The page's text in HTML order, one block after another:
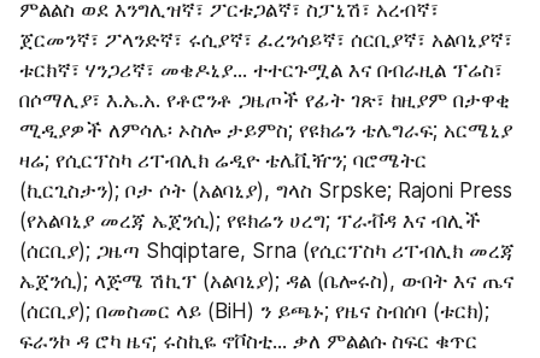
ምልልስ ወደ እንግሊዝኛ፣ ፖርቱጋልኛ፣ ስፓኒሽ፣ አረብኛ፣
ጀርመንኛ፣ ፖላንድኛ፣ ሩሲያኛ፣ ፈረንሳይኛ፣ ሰርቢያኛ፣ አልባኒያኛ፣
ቱርክኛ፣ ሃንጋሪኛ፣ መቄዶኒያ... ተተርጉሟል እና በብራዚል ፕሬስ፣
በሶማሊያ፣ እ.ኤ.አ. የቶሮንቶ ጋዜጦች የፊት ገጽ፣ ከዚያም በታዋቂ
ሚዲያዎች ለምሳሌ፡ ኦስሎ ታይምስ; የዩክሬን ቴሌግራፍ; አርሜኒያ
ዛሬ; የሲርፕስካ ሪፐብሊክ ሬዲዮ ቴሌቪዥን; ባሮሜትር
(ኪርጊስታን); ቦታ ሶት (አልባኒያ), ግላስ Srpske; Rajoni Press
(የአልባኒያ መረጃ ኤጀንሲ); የዩክሬን ሀረግ; ፕራቭዳ እና ብሊች
(ሰርቢያ); ጋዜጣ Shqiptare, Srna (የሲርፕስካ ሪፐብሊክ መረጃ
ኤጀንሲ); ላጅሜ ሽኪፕ (አልባኒያ); ዳል (ቤሎሩስ), ውበት እና ጤና
(ሰርቢያ); በመስመር ላይ (BiH) ን ይጫኑ; የዜና ስብሰባ (ቱርክ);
ፍራንኮ ዳ ሮካ ዜና; ሩስኪዬ ኖቮስቲ... ቃለ ምልልሱ ስፍር ቁጥር